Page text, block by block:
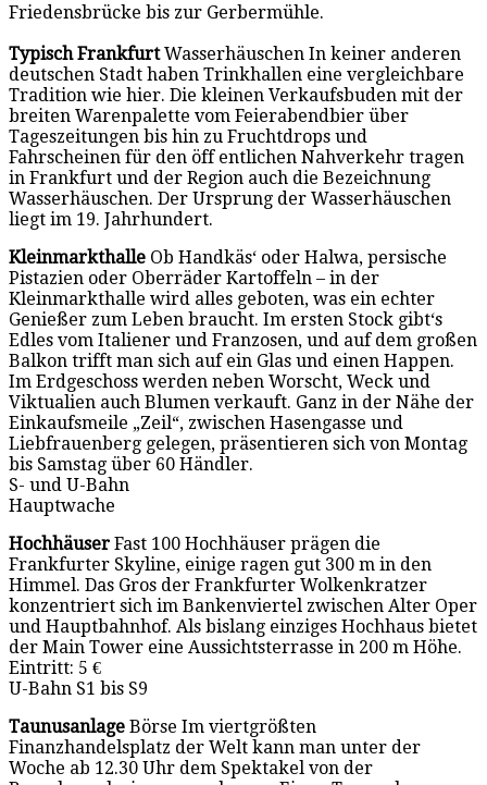
Friedensbrücke bis zur Gerbermühle.
Typisch FrankfurtWasserhäuschen In keiner anderen
deutschen Stadt haben Trinkhallen eine vergleichbare
Tradition wie hier. Die kleinen Verkaufsbuden mit der
breiten Warenpalette vom Feierabendbier über
Tageszeitungen bis hin zu Fruchtdrops und
Fahrscheinen für den öff entlichen Nahverkehr tragen
in Frankfurt und der Region auch die Bezeichnung
Wasserhäuschen. Der Ursprung der Wasserhäuschen
liegt im 19. Jahrhundert.
Kleinmarkthalle Ob Handkäs‘ oder Halwa, persische
Pistazien oder Oberräder Kartoffeln – in der
Kleinmarkthalle wird alles geboten, was ein echter
Genießer zum Leben braucht. Im ersten Stock gibt‘s
Edles vom Italiener und Franzosen, und auf dem großen
Balkon trifft man sich auf ein Glas und einen Happen.
Im Erdgeschoss werden neben Worscht, Weck und
Viktualien auch Blumen verkauft. Ganz in der Nähe der
Einkaufsmeile „Zeil“, zwischen Hasengasse und
Liebfrauenberg gelegen, präsentieren sich von Montag
bis Samstag über 60 Händler.
S- und U-Bahn
Hauptwache
Hochhäuser Fast 100 Hochhäuser prägen die
Frankfurter Skyline, einige ragen gut 300 m in den
Himmel. Das Gros der Frankfurter Wolkenkratzer
konzentriert sich im Bankenviertel zwischen Alter Oper
und Hauptbahnhof. Als bislang einziges Hochhaus bietet
der Main Tower eine Aussichtsterrasse in 200 m Höhe.
Eintritt: 5 €
U-Bahn S1 bis S9
Taunusanlage Börse Im viertgrößten
Finanzhandelsplatz der Welt kann man unter der
Woche ab 12.30 Uhr dem Spektakel von der